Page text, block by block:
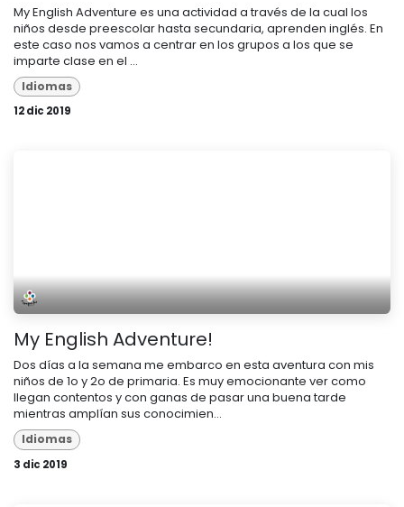
My English Adventure es una actividad a través de la cual los
niños desde preescolar hasta secundaria, aprenden inglés. En
este caso nos vamos a centrar en los grupos a los que se
imparte clase en el ...
Idiomas
12 dic 2019
My English Adventure!
Dos días a la semana me embarco en esta aventura con mis
niños de 1o y 2o de primaria. Es muy emocionante ver como
llegan contentos y con ganas de pasar una buena tarde
mientras amplían sus conocimien...
Idiomas
3 dic 2019